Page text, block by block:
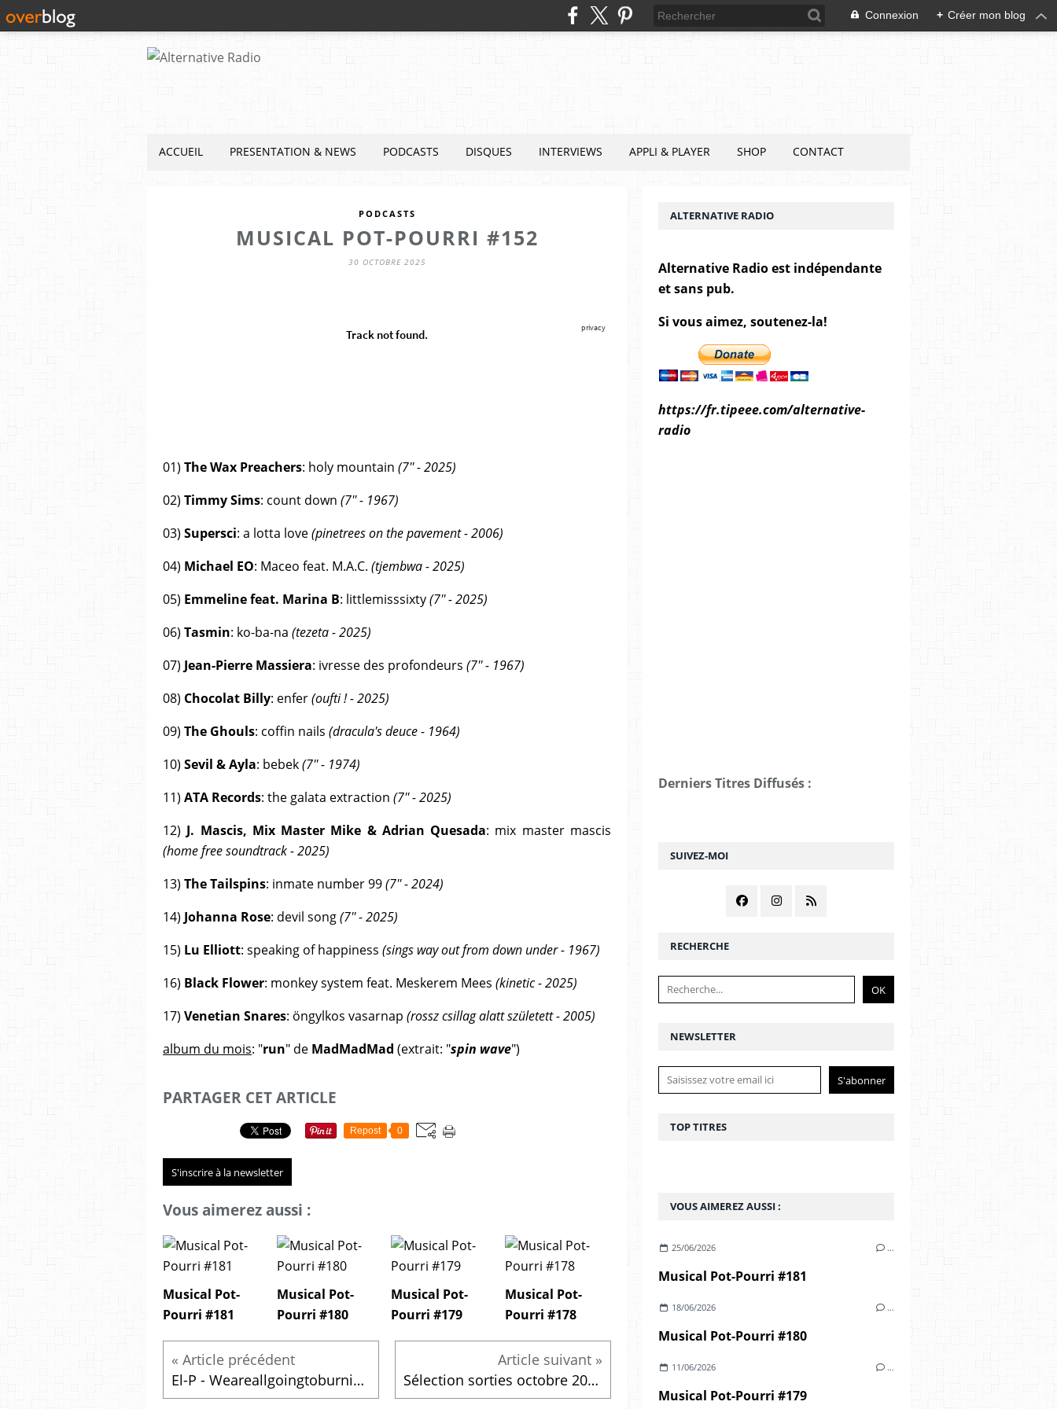
Connexion + Créer mon blog
ACCUEIL PRESENTATION & NEWS PODCASTS DISQUES INTERVIEWS APPLI & PLAYER SHOP CONTACT
PODCASTS
MUSICAL POT-POURRI #152
30 OCTOBRE 2025
01) The Wax Preachers: holy mountain (7'' - 2025)
02) Timmy Sims: count down (7'' - 1967)
03) Supersci: a lotta love(pinetrees on the pavement - 2006)
04) Michael EO: Maceo feat. M.A.C. (tjembwa - 2025)
05) Emmeline feat. Marina B: littlemisssixty(7'' - 2025)
06) Tasmin: ko-ba-na (tezeta - 2025)
07) Jean-Pierre Massiera: ivresse des profondeurs (7'' - 1967)
08) Chocolat Billy: enfer(oufti ! - 2025)
09) The Ghouls: coffin nails (dracula's deuce - 1964)
10) Sevil & Ayla: bebek(7'' - 1974)
11) ATA Records: the galata extraction (7'' - 2025)
12) J. Mascis, Mix Master Mike & Adrian Quesada: mix master mascis
(home free soundtrack - 2025)
13) The Tailspins: inmate number 99(7'' - 2024)
14) Johanna Rose: devil song(7'' - 2025)
15) Lu Elliott: speaking of happiness (sings way out from down under - 1967)
16) Black Flower: monkey system feat. Meskerem Mees (kinetic - 2025)
17) Venetian Snares: öngylkos vasarnap (rossz csillag alatt született - 2005)
album du mois: "run" de MadMadMad (extrait: "spin wave")
PARTAGER CET ARTICLE
Repost 0
S'inscrire à la newsletter
Vous aimerez aussi :
Musical Pot-
Pourri #181
Musical Pot-
Pourri #180
Musical Pot-
Pourri #179
Musical Pot-
Pourri #178
El-P - Weareallgoingtoburninhellmegamixx2 (2008) Sélection sorties octobre 2025
NEWSLETTER
SUIVEZ-MOI
RECHERCHE
VOUS AIMEREZ AUSSI :
25/06/2026 …
Musical Pot-Pourri #181
18/06/2026 …
Musical Pot-Pourri #180
11/06/2026 …
Musical Pot-Pourri #179
ALTERNATIVE RADIO
Alternative Radio est indépendante
et sans pub.
Si vous aimez, soutenez-la!
https://fr.tipeee.com/alternative-
radio
Derniers Titres Diffusés :
TOP TITRES